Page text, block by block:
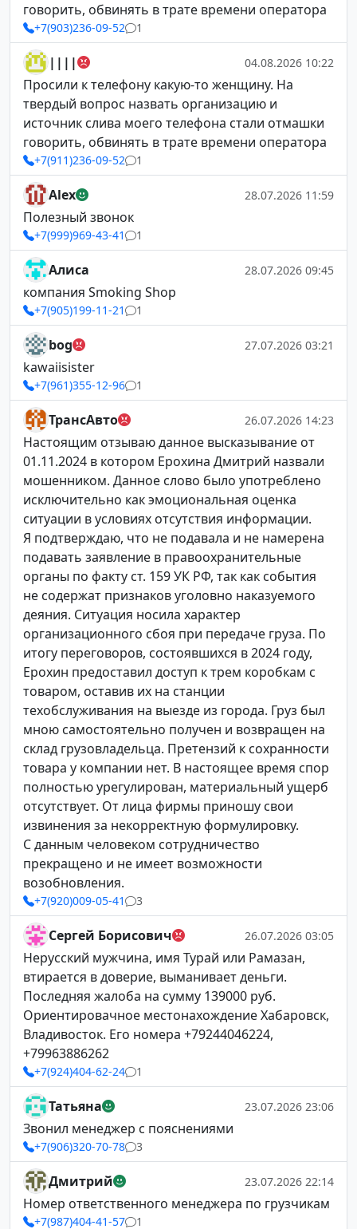
говорить, обвинять в трате времени оператора
+7(903)236-09-52 1
|||| 04.08.2026 10:22
Просили к телефону какую-то женщину. На
твердый вопрос назвать организацию и
источник слива моего телефона стали отмашки
говорить, обвинять в трате времени оператора
+7(911)236-09-52 1
Alex 28.07.2026 11:59
Полезный звонок
+7(999)969-43-41 1
Алиса 28.07.2026 09:45
компания Smoking Shop
+7(905)199-11-21 1
bog 27.07.2026 03:21
kawaiisister
+7(961)355-12-96 1
ТрансАвто 26.07.2026 14:23
Настоящим отзываю данное высказывание от
01.11.2024 в котором Ерохина Дмитрий назвали
мошенником. Данное слово было употреблено
исключительно как эмоциональная оценка
ситуации в условиях отсутствия информации.
Я подтверждаю, что не подавала и не намерена
подавать заявление в правоохранительные
органы по факту ст. 159 УК РФ, так как события
не содержат признаков уголовно наказуемого
деяния. Ситуация носила характер
организационного сбоя при передаче груза. По
итогу переговоров, состоявшихся в 2024 году,
Ерохин предоставил доступ к трем коробкам с
товаром, оставив их на станции
техобслуживания на выезде из города. Груз был
мною самостоятельно получен и возвращен на
склад грузовладельца. Претензий к сохранности
товара у компании нет. В настоящее время спор
полностью урегулирован, материальный ущерб
отсутствует. От лица фирмы приношу свои
извинения за некорректную формулировку.
С данным человеком сотрудничество
прекращено и не имеет возможности
возобновления.
+7(920)009-05-41 3
Сергей Борисович 26.07.2026 03:05
Нерусский мужчина, имя Турай или Рамазан,
втирается в доверие, выманивает деньги.
Последняя жалоба на сумму 139000 руб.
Ориентировачное местонахождение Хабаровск,
Владивосток. Его номера +79244046224,
+79963886262
+7(924)404-62-24 1
Татьяна 23.07.2026 23:06
Звонил менеджер с пояснениями
+7(906)320-70-78 3
Дмитрий 23.07.2026 22:14
Номер ответственного менеджера по грузчикам
+7(987)404-41-57 1